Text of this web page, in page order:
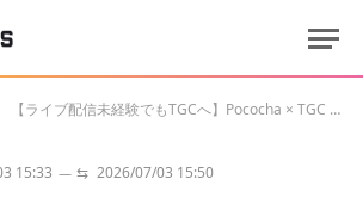
【ライブ配信未経験でもTGCへ】Pococha × TGC 北九州 2026！ランウェイ出演をかけたイベント開催、未経験から挑戦できる新プロジェクト「Be The MODEL」始動
15:33 ⇆ 2026/07/03 15:50